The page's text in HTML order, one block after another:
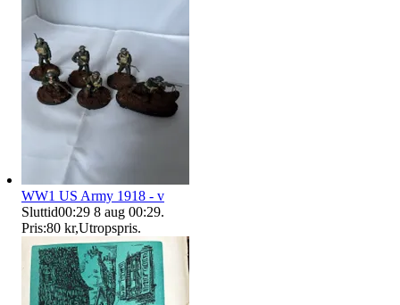
WW1 US Army 1918 - v
Sluttid00:29 8 aug 00:29.
Pris:80 kr,Utropspris.